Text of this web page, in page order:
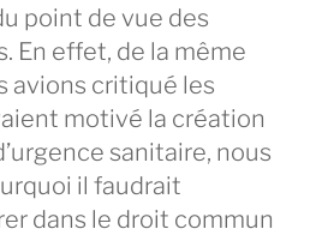
point de vue des
En effet, de la même
avions critiqué les
motivé la création
sanitaire, nous
il faudrait
dans le droit commun